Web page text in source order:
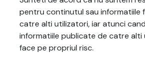
pentru continutul sau informatiile
catre alti utilizatori, iar atunci
informatiile publicate de catre alti
face pe propriul risc.